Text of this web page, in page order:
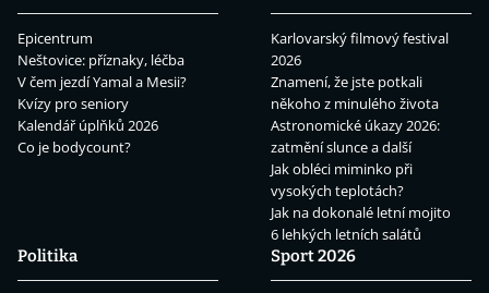
Epicentrum
Neštovice: příznaky, léčba
V čem jezdí Yamal a Mesii?
Kvízy pro seniory
Kalendář úplňků 2026
Co je bodycount?
Karlovarský filmový festival
2026
Znamení, že jste potkali
někoho z minulého života
Astronomické úkazy 2026:
zatmění slunce a další
Jak obléci miminko při
vysokých teplotách?
Jak na dokonalé letní mojito
6 lehkých letních salátů
Politika
Sport 2026